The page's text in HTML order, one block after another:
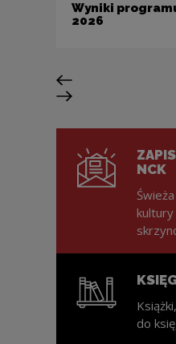
Wyniki
2026
Poprzedni slajd
Następny slajd
NCK
do